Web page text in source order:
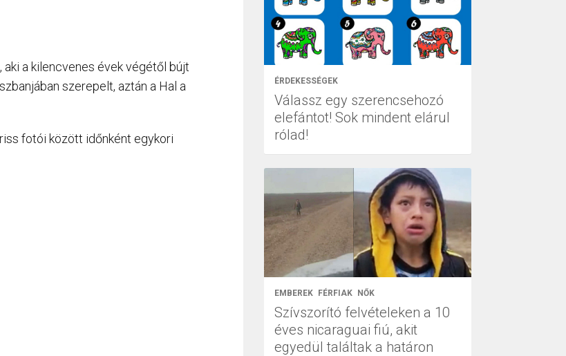
a kilencvenes évek végétől bújt
szerepelt, aztán a Hal a
fotói között időnként egykori
ÉRDEKESSÉGEK
Válassz egy szerencsehozó
elefántot! Sok mindent elárul
rólad!
EMBEREK FÉRFIAK NŐK
Szívszorító felvételeken a 10
éves nicaraguai fiú, akit
egyedül találtak a határon